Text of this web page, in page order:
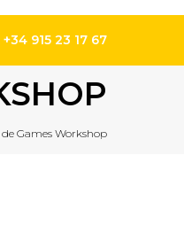
915 23 17 67
Games Workshop